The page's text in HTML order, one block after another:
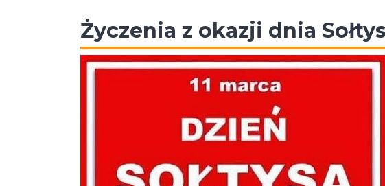
Życzenia z okazji dnia